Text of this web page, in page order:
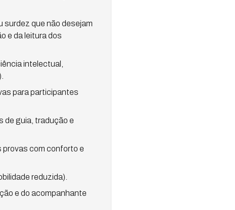
surdez que não desejam
e da leitura dos
intelectual,
para participantes
de guia, tradução e
provas com conforto e
reduzida).
e do acompanhante